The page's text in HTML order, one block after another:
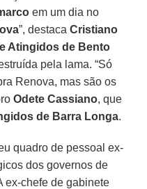
em um dia no
”, destacaCristiano
Atingidos de Bento
pela lama. “Só
Renova, mas são os
Odete Cassiano, que
de Barra Longa.
quadro de pessoal ex-
dos governos de
ex-chefe de gabinete